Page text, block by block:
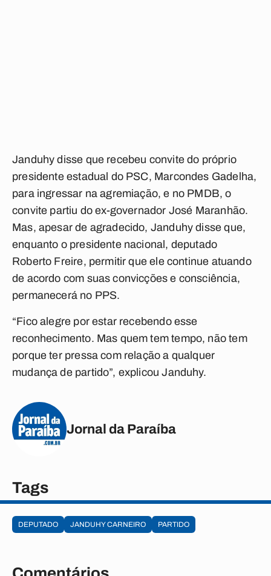
Janduhy disse que recebeu convite do próprio
presidente estadual do PSC, Marcondes Gadelha,
para ingressar na agremiação, e no PMDB, o
convite partiu do ex-governador José Maranhão.
Mas, apesar de agradecido, Janduhy disse que,
enquanto o presidente nacional, deputado
Roberto Freire, permitir que ele continue atuando
de acordo com suas convicções e consciência,
permanecerá no PPS.
“Fico alegre por estar recebendo esse
reconhecimento. Mas quem tem tempo, não tem
porque ter pressa com relação a qualquer
mudança de partido”, explicou Janduhy.
Jornal da Paraíba
Tags
DEPUTADO JANDUHY CARNEIRO PARTIDO